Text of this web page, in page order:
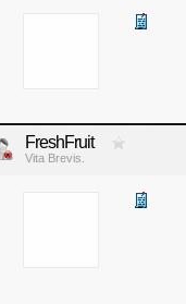
FreshFruit
Vita Brevis.